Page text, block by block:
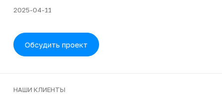
2025-04-11
Обсудить проект
НАШИ КЛИЕНТЫ